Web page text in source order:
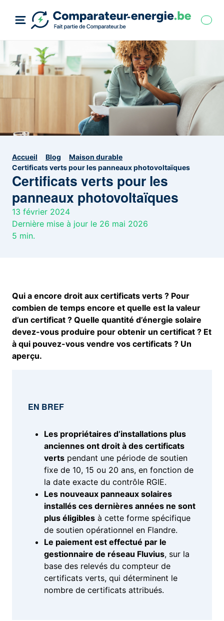
Accueil Blog
Maison durable
Certificats verts pour les panneaux photovoltaïques
Certificats verts pour les
panneaux photovoltaïques
13 février 2024
Dernière mise à jour le 26 mai 2026
5 min.
Qui a encore droit aux certificats verts ? Pour
combien de temps encore et quelle est la valeur
d’un certificat ? Quelle quantité d’énergie solaire
devez-vous produire pour obtenir un certificat ? Et
à qui pouvez-vous vendre vos certificats ? Un
aperçu.
EN BREF
Les propriétaires d’installations plus
anciennes ont droit à des certificats
verts pendant une période de soutien
fixe de 10, 15 ou 20 ans, en fonction de
la date exacte du contrôle RGIE.
Les nouveaux panneaux solaires
installés ces dernières années ne sont
plus éligibles à cette forme spécifique
de soutien opérationnel en Flandre.
Le paiement est effectué par le
gestionnaire de réseau Fluvius, sur la
base des relevés du compteur de
certificats verts, qui déterminent le
nombre de certificats attribués.